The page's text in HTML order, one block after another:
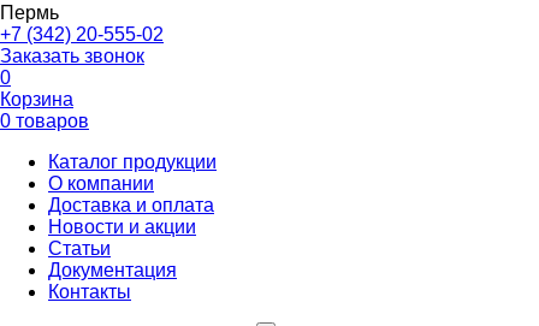
Пермь
+7 (342) 20-555-02
Заказать звонок
0
Корзина
0 товаров
Каталог продукции
О компании
Доставка и оплата
Новости и акции
Статьи
Документация
Контакты